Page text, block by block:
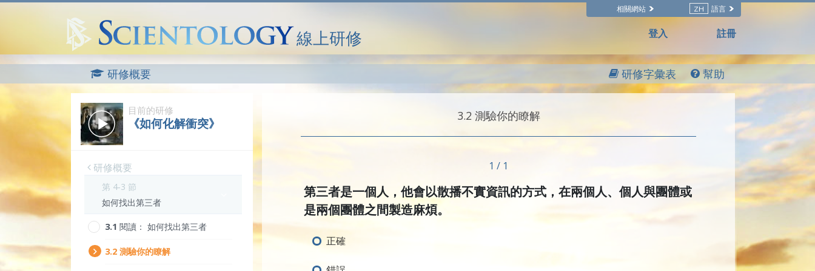
相關網站 ZH 語言
線上研修 登入 註冊
研修概要 研修字彙表 幫助
目前的研修
《如何化解衝突》
研修概要
第 4-3 節
如何找出第三者
3.‎1 閱讀： 如何找出第三者
3.‎2 測驗你的瞭解
3.‎2 測驗你的瞭解
1 / 1
第三者是一個人，他會以散播不實資訊的方式，在兩個人、個人與團體或
是兩個團體之間製造麻煩。
正確